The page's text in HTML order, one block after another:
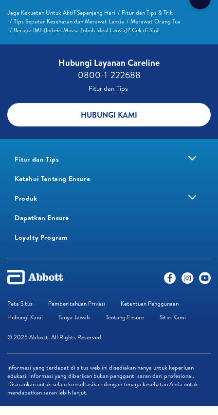
Jaga Kekuatan Untuk Aktif Sepanjang Hari
Fitur dan Tips & Trik
Tips Seputar Kesehatan dan Merawat Lansia
Merawat Orang Tua
Berapa IMT (Indeks Massa Tubuh Ideal Lansia)? Cek di Sini!
Hubungi Layanan Careline​
0800-1-222688​
Fitur dan Tips ​
HUBUNGI KAMI
Fitur dan Tips
Ketahui Tentang Ensure
Produk
Dapatkan Ensure
Loyalty Program​
Peta Situs Pemberitahuan Privasi
Ketentuan Penggunaan
Hubungi Kami
Tanya Jawab Tentang Ensure Situs Kami
© 2025 Abbott. All Rights Reserved
Informasi yang terdapat di situs web ini disediakan hanya untuk keperluan
edukasi. Informasi yang diberikan bukan pengganti saran dari profesional.
Disarankan untuk selalu konsultasikan dengan tenaga kesehatan Anda untuk
mendapatkan saran lebih lanjut.